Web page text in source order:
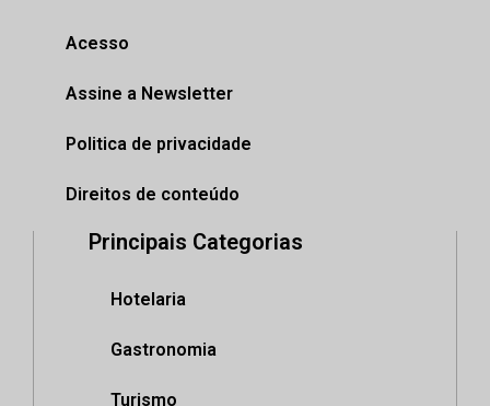
Acesso
Assine a Newsletter
Politica de privacidade
Direitos de conteúdo
Principais Categorias
Hotelaria
Gastronomia
Turismo